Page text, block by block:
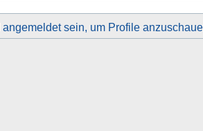
sein, um Profile